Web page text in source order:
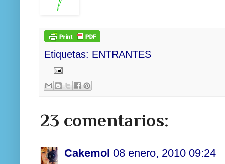
Etiquetas: ENTRANTES
23 comentarios:
Cakemol 08 enero, 2010 09:24